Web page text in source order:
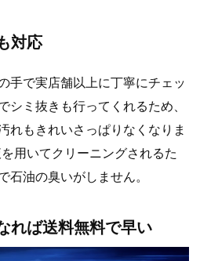
対応
手で実店舗以上に丁寧にチェッ
シミ抜きも行ってくれるため、
れもきれいさっぱりなくなりま
用いてクリーニングされるた
石油の臭いがしません。
れば送料無料で早い